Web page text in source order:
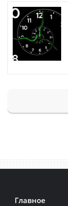
Главное